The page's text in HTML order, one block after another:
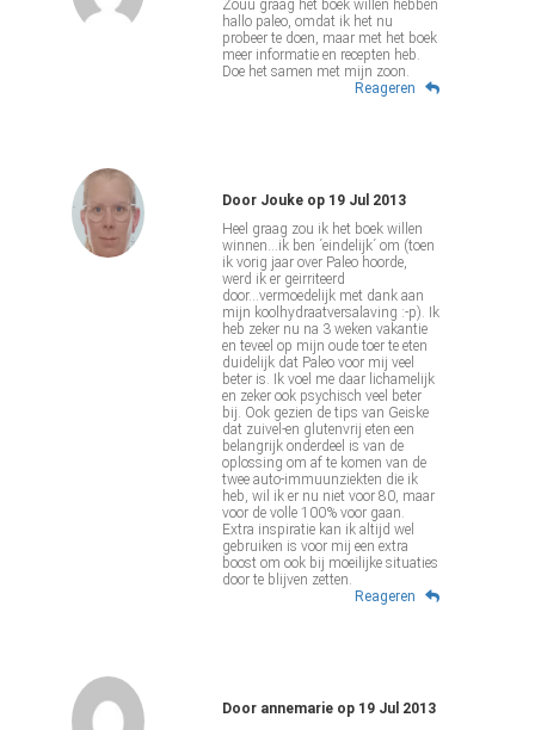
Zouu graag het boek willen hebben
hallo paleo, omdat ik het nu
probeer te doen, maar met het boek
meer informatie en recepten heb.
Doe het samen met mijn zoon.
Reageren
DoorJoukeop 19 Jul 2013
Heel graag zou ik het boek willen
winnen...ik ben ´eindelijk´ om (toen
ik vorig jaar over Paleo hoorde,
werd ik er geirriteerd
door...vermoedelijk met dank aan
mijn koolhydraatversalaving :-p). Ik
heb zeker nu na 3 weken vakantie
en teveel op mijn oude toer te eten
duidelijk dat Paleo voor mij veel
beter is. Ik voel me daar lichamelijk
en zeker ook psychisch veel beter
bij. Ook gezien de tips van Geiske
dat zuivel-en glutenvrij eten een
belangrijk onderdeel is van de
oplossing om af te komen van de
twee auto-immuunziekten die ik
heb, wil ik er nu niet voor 80, maar
voor de volle 100% voor gaan.
Extra inspiratie kan ik altijd wel
gebruiken is voor mij een extra
boost om ook bij moeilijke situaties
door te blijven zetten.
Reageren
Doorannemarieop 19 Jul 2013